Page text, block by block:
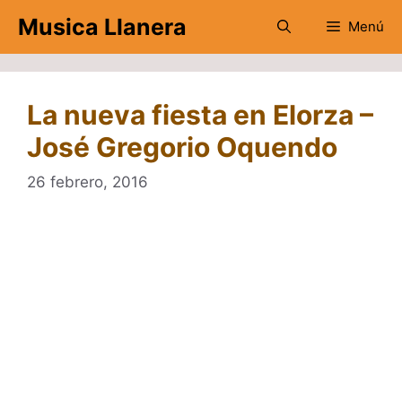
contenido
Musica Llanera Menú
La nueva fiesta en Elorza –
José Gregorio Oquendo
26 febrero, 2016